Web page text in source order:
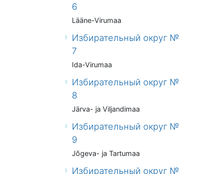
6
Lääne-Virumaa
Избирательный округ №
7
Ida-Virumaa
Избирательный округ №
8
Järva- ja Viljandimaa
Избирательный округ №
9
Jõgeva- ja Tartumaa
Избирательный округ №